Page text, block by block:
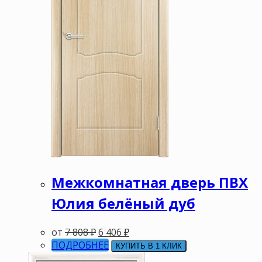
Межкомнатная дверь ПВХ
Юлия белёный дуб
от 7 808₽6 406 ₽
ПОДРОБНЕЕ
КУПИТЬ В 1 КЛИК